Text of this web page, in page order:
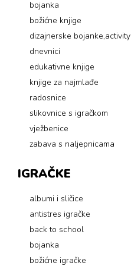
bojanka
božićne knjige
dizajnerske bojanke,activity
dnevnici
edukativne knjige
knjige za najmlađe
radosnice
slikovnice s igračkom
vježbenice
zabava s naljepnicama
IGRAČKE
albumi i sličice
antistres igračke
back to school
bojanka
božićne igračke